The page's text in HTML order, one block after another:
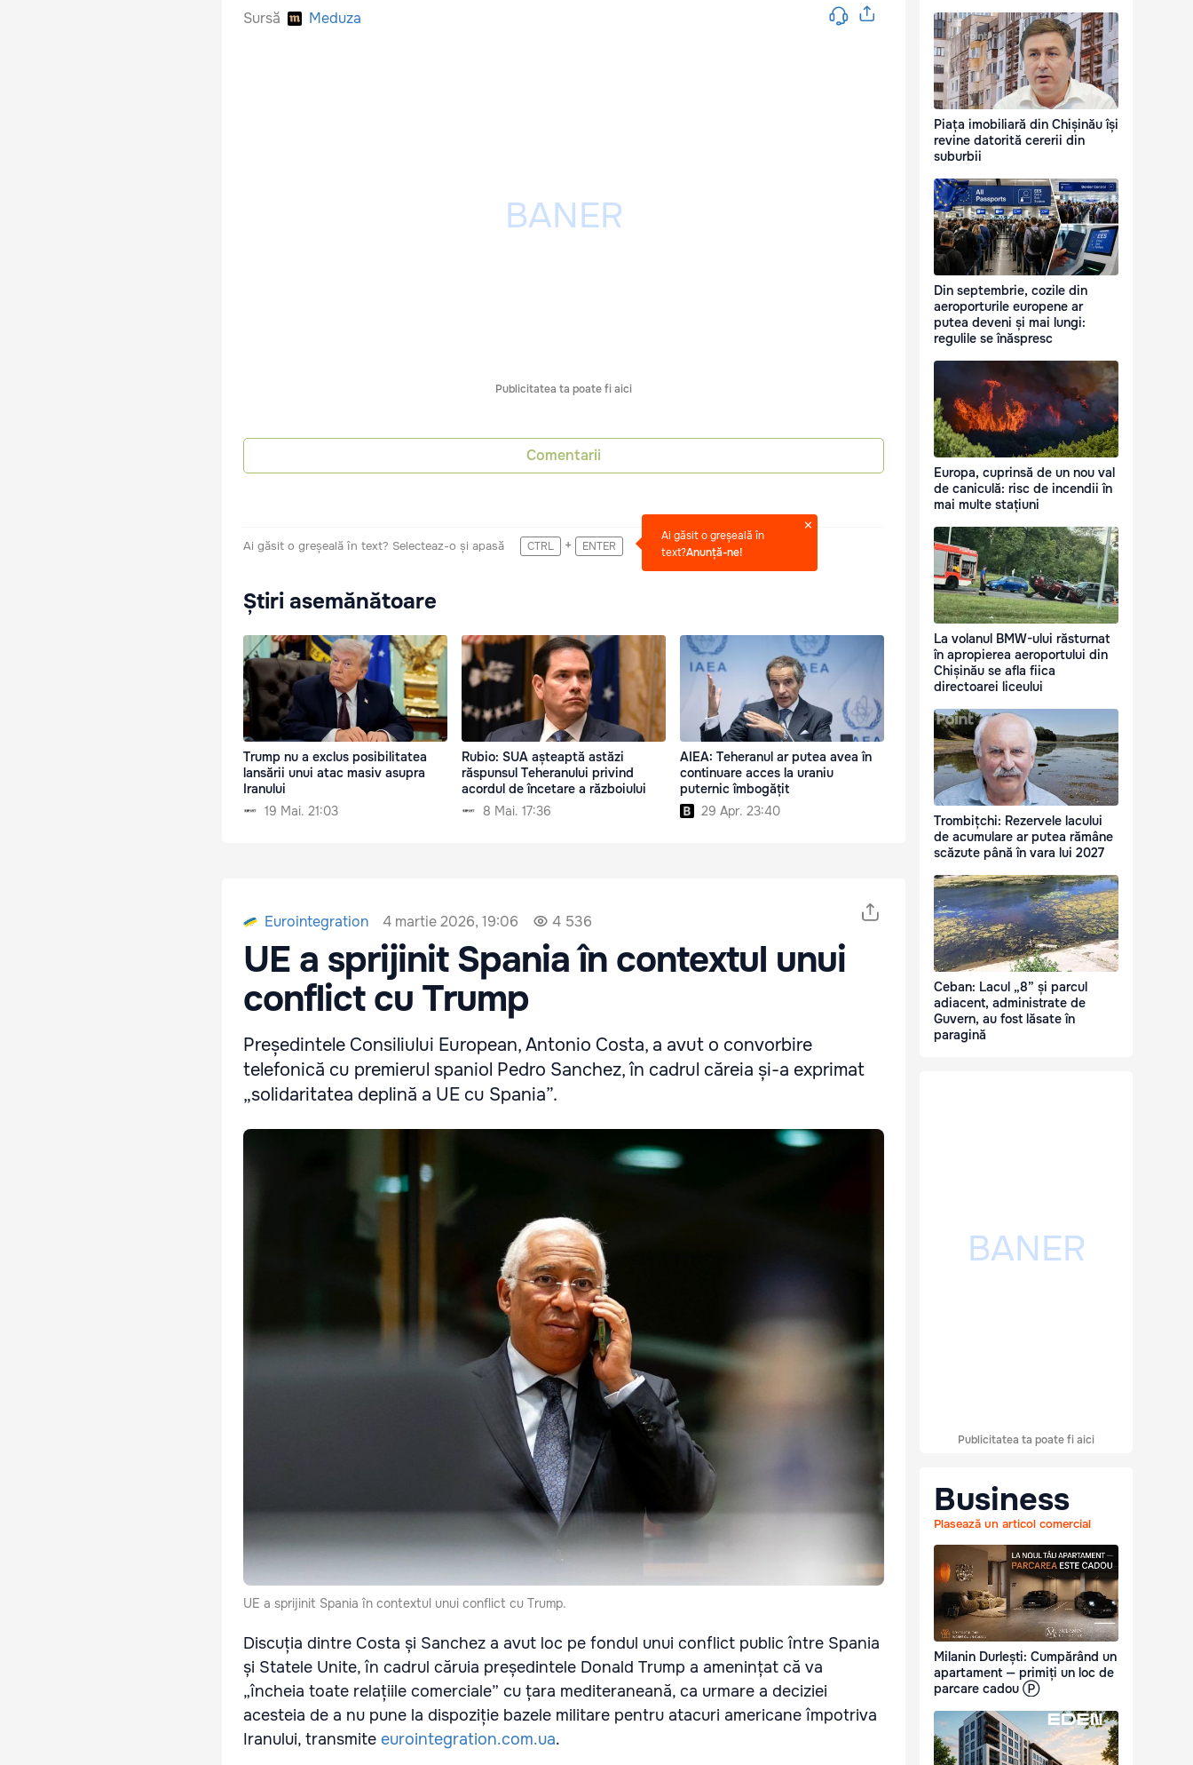
Sursă Meduza
Publicitatea ta poate fi aici
Comentarii
Ai găsit o greșeală în text? Selecteaz-o și apasă CTRL + ENTER
Ai găsit o greșeală în
text?Anunță-ne!
Știri asemănătoare
Trump nu a exclus posibilitatea
lansării unui atac masiv asupra
Iranului
19 Mai. 21:03
Rubio: SUA așteaptă astăzi
răspunsul Teheranului privind
acordul de încetare a războiului
8 Mai. 17:36
AIEA: Teheranul ar putea avea în
continuare acces la uraniu
puternic îmbogățit
29 Apr. 23:40
Eurointegration 4 martie 2026, 19:06 4 536
UE a sprijinit Spania în contextul unui
conflict cu Trump
Președintele Consiliului European, Antonio Costa, a avut o convorbire
telefonică cu premierul spaniol Pedro Sanchez, în cadrul căreia și-a exprimat
„solidaritatea deplină a UE cu Spania”.
UE a sprijinit Spania în contextul unui conflict cu Trump.
Discuția dintre Costa și Sanchez a avut loc pe fondul unui conflict public între Spania
și Statele Unite, în cadrul căruia președintele Donald Trump a amenințat că va
„încheia toate relațiile comerciale” cu țara mediteraneană, ca urmare a deciziei
acesteia de a nu pune la dispoziție bazele militare pentru atacuri americane împotriva
Iranului, transmite eurointegration.com.ua.
Piața imobiliară din Chișinău își
revine datorită cererii din
suburbii
Din septembrie, cozile din
aeroporturile europene ar
putea deveni și mai lungi:
regulile se înăspresc
Europa, cuprinsă de un nou val
de caniculă: risc de incendii în
mai multe stațiuni
La volanul BMW-ului răsturnat
în apropierea aeroportului din
Chișinău se afla fiica
directoarei liceului
Trombițchi: Rezervele lacului
de acumulare ar putea rămâne
scăzute până în vara lui 2027
Ceban: Lacul „8” și parcul
adiacent, administrate de
Guvern, au fost lăsate în
paragină
Publicitatea ta poate fi aici
Business
Plasează un articol comercial
Milanin Durlești: Cumpărând un
apartament — primiți un loc de
parcare cadou Ⓟ